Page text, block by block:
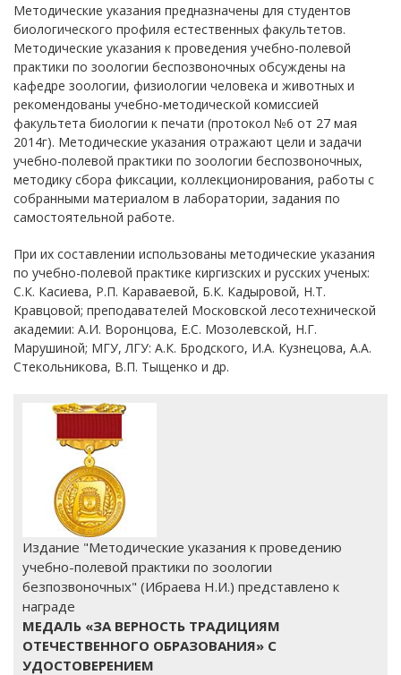
Методические указания предназначены для студентов
биологического профиля естественных факультетов.
Методические указания к проведения учебно-полевой
практики по зоологии беспозвоночных обсуждены на
кафедре зоологии, физиологии человека и животных и
рекомендованы учебно-методической комиссией
факультета биологии к печати (протокол №6 от 27 мая
2014г). Методические указания отражают цели и задачи
учебно-полевой практики по зоологии беспозвоночных,
методику сбора фиксации, коллекционирования, работы с
собранными материалом в лаборатории, задания по
самостоятельной работе.
При их составлении использованы методические указания
по учебно-полевой практике киргизских и русских ученых:
С.К. Касиева, Р.П. Караваевой, Б.К. Кадыровой, Н.Т.
Кравцовой; преподавателей Московской лесотехнической
академии: А.И. Воронцова, Е.С. Мозолевской, Н.Г.
Марушиной; МГУ, ЛГУ: А.К. Бродского, И.А. Кузнецова, А.А.
Стекольникова, В.П. Тыщенко и др.
Издание "Методические указания к проведению
учебно-полевой практики по зоологии
безпозвоночных" (Ибраева Н.И.) представлено к
награде
МЕДАЛЬ «ЗА ВЕРНОСТЬ ТРАДИЦИЯМ
ОТЕЧЕСТВЕННОГО ОБРАЗОВАНИЯ» С
УДОСТОВЕРЕНИЕМ